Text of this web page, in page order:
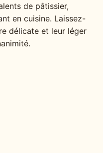
de pâtissier,
en cuisine. Laissez-
délicate et leur léger